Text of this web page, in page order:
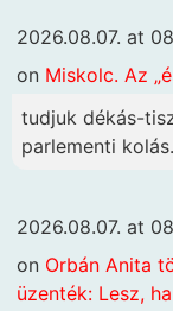
2026.08.07. at
on Miskolc. Az
tudjuk dékás-
parlementi
2026.08.07. at
on Orbán Anita
üzenték: Lesz,